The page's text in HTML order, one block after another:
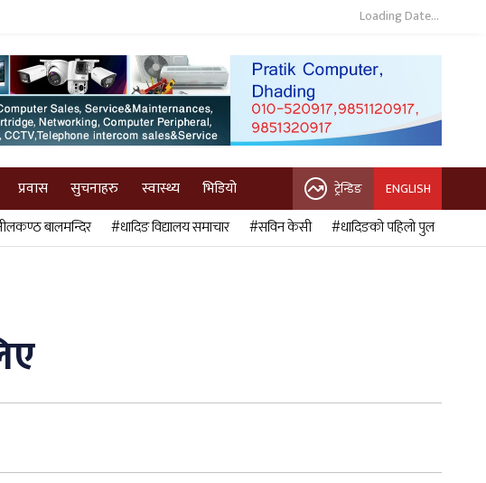
Loading Date...
प्रवास सुचनाहरु स्वास्थ्य भिडियो ट्रेन्डिङ ENGLISH
बालमन्दिर #धादिङ विद्यालय समाचार #सविन केसी #धादिङको पहिलो पुल